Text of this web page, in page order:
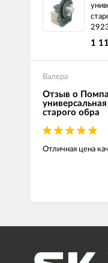
1
Валера
Отзыв о
старого обра
Отличная цена